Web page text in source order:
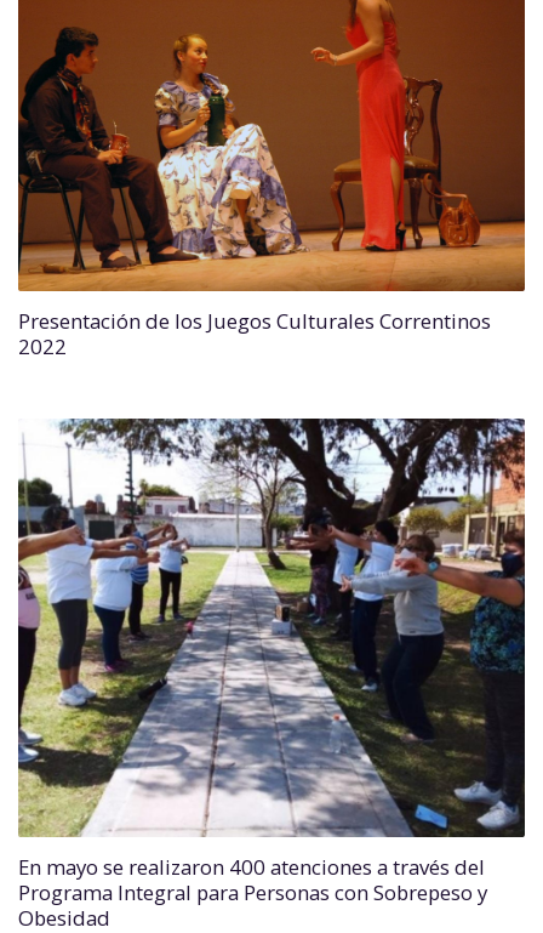
Presentación de los Juegos Culturales Correntinos
2022
En mayo se realizaron 400 atenciones a través del
Programa Integral para Personas con Sobrepeso y
Obesidad